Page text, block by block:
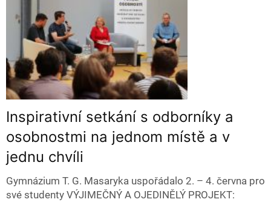
Inspirativní setkání s odborníky a
osobnostmi na jednom místě a v
jednu chvíli
Gymnázium T. G. Masaryka uspořádalo 2. – 4. června pro
své studenty VÝJIMEČNÝ A OJEDINĚLÝ PROJEKT: